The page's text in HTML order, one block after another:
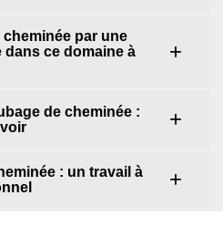
cheminée par une
ce domaine à
de cheminée :
: un travail à